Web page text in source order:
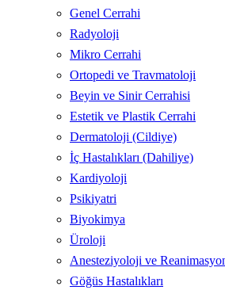
Genel Cerrahi
Radyoloji
Mikro Cerrahi
Ortopedi ve Travmatoloji
Beyin ve Sinir Cerrahisi
Estetik ve Plastik Cerrahi
Dermatoloji (Cildiye)
İç Hastalıkları (Dahiliye)
Kardiyoloji
Psikiyatri
Biyokimya
Üroloji
Anesteziyoloji ve
Göğüs Hastalıkları